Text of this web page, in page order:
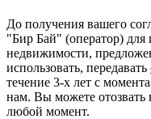
До получения вашего
"Бир Бай" (оператор) для
недвижимости,
использовать, передавать
течение 3-х лет с
нам. Вы можете отозвать
любой момент.